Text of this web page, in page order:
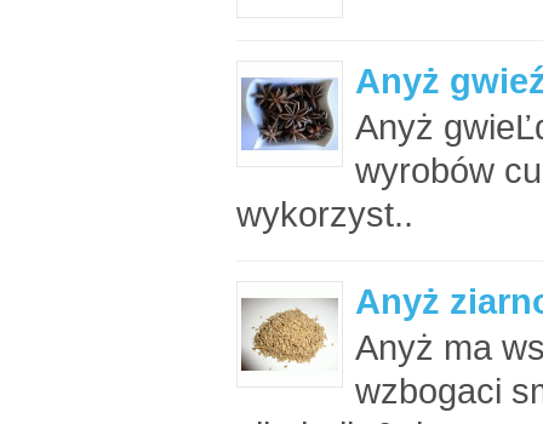
Anyż
Anyż
wyrobów
wykorzyst..
Anyż
Anyż ma
wzbogaci